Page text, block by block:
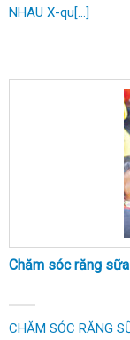
NHAU X-qu[...]
Chăm sóc răng
CHĂM SÓC RĂNG